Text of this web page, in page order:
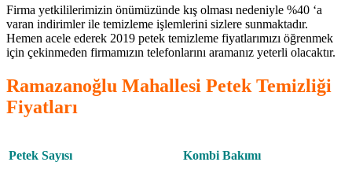
Firma yetkililerimizin önümüzünde kış olması nedeniyle %40 ‘a
varan indirimler ile temizleme işlemlerini sizlere sunmaktadır.
Hemen acele ederek 2019 petek temizleme fiyatlarımızı öğrenmek
için çekinmeden firmamızın telefonlarını aramanız yeterli olacaktır.
Ramazanoğlu Mahallesi Petek Temizliği
Fiyatları
Petek Sayısı Kombi Bakımı